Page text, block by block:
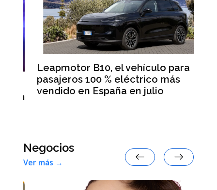
Leapmotor B10, el vehículo para
pasajeros 100 % eléctrico más
vendido en España en julio
Negocios
Ver más →